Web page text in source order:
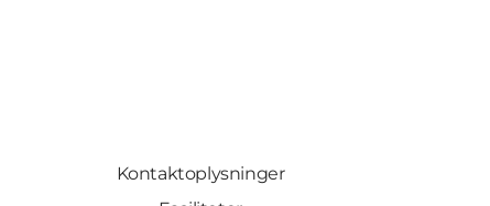
Kontaktoplysninger